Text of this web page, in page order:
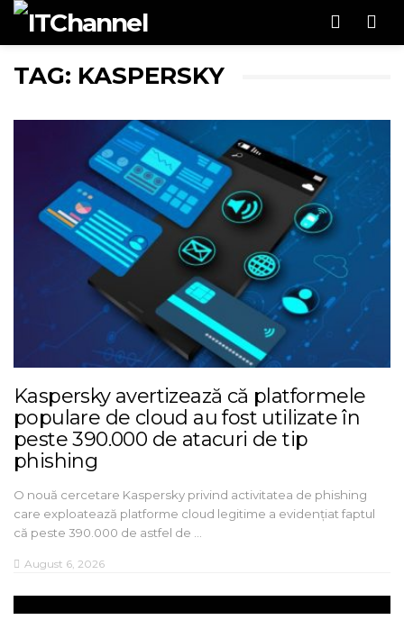
TAG: KASPERSKY
Kaspersky avertizează că platformele
populare de cloud au fost utilizate în
peste 390.000 de atacuri de tip
phishing
O nouă cercetare Kaspersky privind activitatea de phishing
care exploatează platforme cloud legitime a evidențiat faptul
că peste 390.000 de astfel de …
August 6, 2026